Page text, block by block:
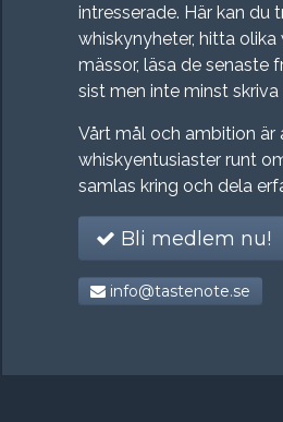
intresserade. Här kan du
whiskynyheter, hitta
mässor, läsa de senaste
sist men inte minst
Vårt mål och ambition är
whiskyentusiaster runt
samlas kring och dela
Bli medlem nu!
info@tastenote.se